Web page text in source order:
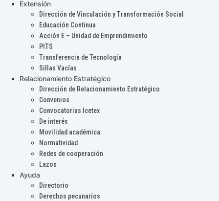
Extensión
Dirección de Vinculación y Transformación Social
Educación Continua
Acción E – Unidad de Emprendimiento
PITS
Transferencia de Tecnología
Sillas Vacías
Relacionamiento Estratégico
Dirección de Relacionamiento Estratégico
Convenios
Convocatorias Icetex
De interés
Movilidad académica
Normatividad
Redes de cooperación
Lazos
Ayuda
Directorio
Derechos pecunarios